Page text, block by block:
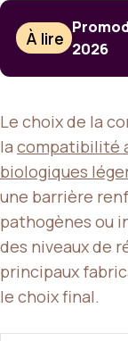
À lire 2026
Le choix de la
la compatibilité
biologiques
une barrière
pathogènes ou
des niveaux de
principaux
le choix final.